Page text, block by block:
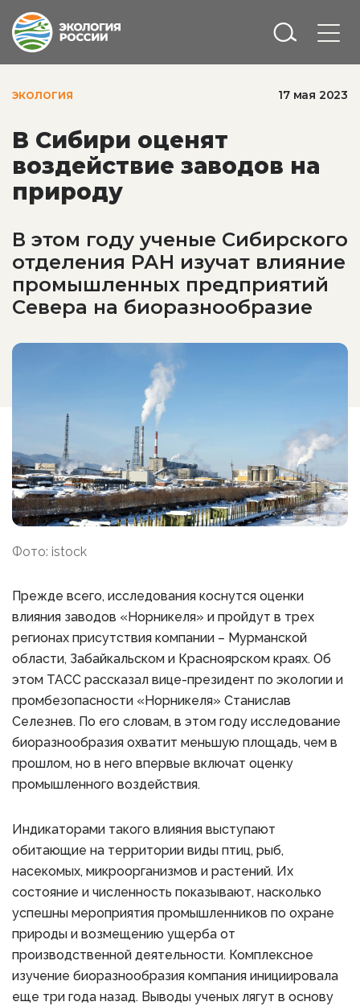
ЭКОЛОГИЯ 17 мая 2023
В Сибири оценят
воздействие заводов на
природу
В этом году ученые Сибирского
отделения РАН изучат влияние
промышленных предприятий
Севера на биоразнообразие
Фото: istock
Прежде всего, исследования коснутся оценки
влияния заводов «Норникеля» и пройдут в трех
регионах присутствия компании – Мурманской
области, Забайкальском и Красноярском краях. Об
этом ТАСС рассказал вице-президент по экологии и
промбезопасности «Норникеля» Станислав
Селезнев. По его словам, в этом году исследование
биоразнообразия охватит меньшую площадь, чем в
прошлом, но в него впервые включат оценку
промышленного воздействия.
Индикаторами такого влияния выступают
обитающие на территории виды птиц, рыб,
насекомых, микроорганизмов и растений. Их
состояние и численность показывают, насколько
успешны мероприятия промышленников по охране
природы и возмещению ущерба от
производственной деятельности. Комплексное
изучение биоразнообразия компания инициировала
еще три года назад. Выводы ученых лягут в основу